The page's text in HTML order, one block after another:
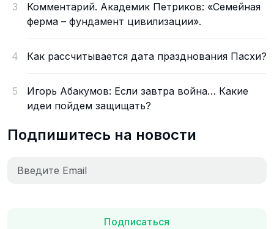
3
Комментарий. Академик Петриков: «Семейная
ферма – фундамент цивилизации».
4 Как рассчитывается дата празднования Пасхи?
5
Игорь Абакумов: Если завтра война… Какие
идеи пойдем защищать?
Подпишитесь на новости
Подписаться